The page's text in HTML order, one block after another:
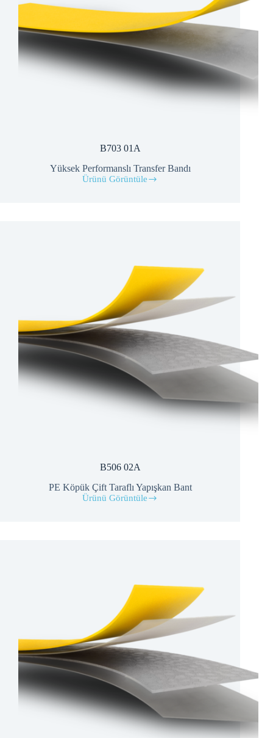
B703 01A
Yüksek Performanslı Transfer Bandı
Ürünü Görüntüle
B703
B506 02A
PE Köpük Çift Taraflı Yapışkan Bant
Ürünü Görüntüle
B506